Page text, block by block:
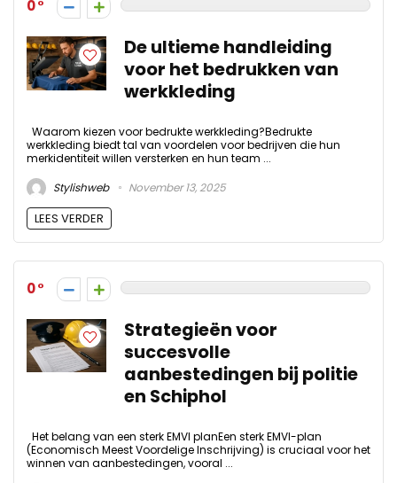
0
De ultieme handleiding
voor het bedrukken van
werkkleding
Waarom kiezen voor bedrukte werkkleding?Bedrukte
werkkleding biedt tal van voordelen voor bedrijven die hun
merkidentiteit willen versterken en hun team ...
Stylishweb
November 13, 2025
LEES VERDER
0
Strategieën voor
succesvolle
aanbestedingen bij politie
en Schiphol
Het belang van een sterk EMVI planEen sterk EMVI-plan
(Economisch Meest Voordelige Inschrijving) is cruciaal voor het
winnen van aanbestedingen, vooral ...